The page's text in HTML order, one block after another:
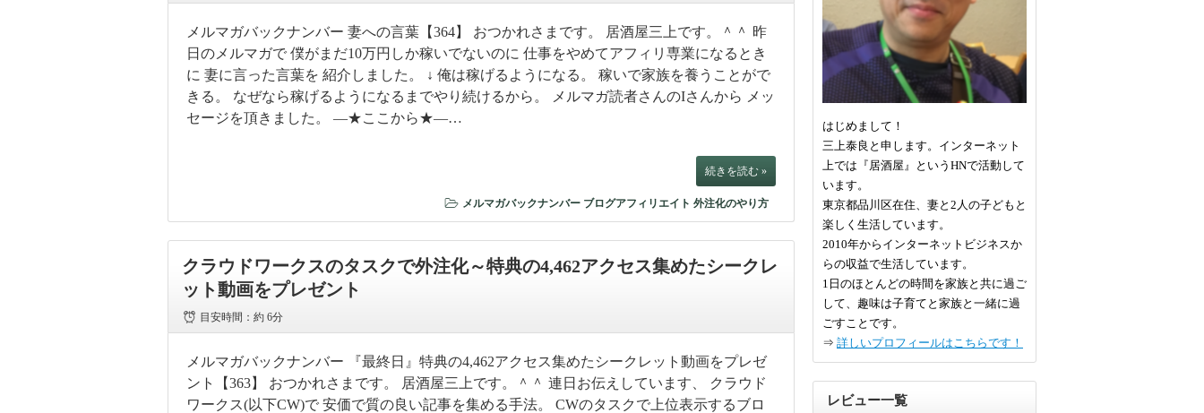
メルマガバックナンバー 妻への言葉【364】 おつかれさまです。 居酒屋三上です。＾＾ 昨
日のメルマガで 僕がまだ10万円しか稼いでないのに 仕事をやめてアフィリ専業になるとき
に 妻に言った言葉を 紹介しました。 ↓ 俺は稼げるようになる。 稼いで家族を養うことがで
きる。 なぜなら稼げるようになるまでやり続けるから。 メルマガ読者さんのIさんから メッ
セージを頂きました。 —★ここから★—…
続きを読む »
メルマガバックナンバー ブログアフィリエイト 外注化のやり方
クラウドワークスのタスクで外注化～特典の4,462アクセス集めたシークレ
ット動画をプレゼント
目安時間：約 6分
メルマガバックナンバー 『最終日』特典の4,462アクセス集めたシークレット動画をプレゼ
ント【363】 おつかれさまです。 居酒屋三上です。＾＾ 連日お伝えしています、 クラウド
ワークス(以下CW)で 安価で質の良い記事を集める手法。 CWのタスクで上位表示するブロ
はじめまして！
三上泰良と申します。インターネット
上では『居酒屋』というHNで活動して
います。
東京都品川区在住、妻と2人の子どもと
楽しく生活しています。
2010年からインターネットビジネスか
らの収益で生活しています。
1日のほとんどの時間を家族と共に過ご
して、趣味は子育てと家族と一緒に過
ごすことです。
⇒ 詳しいプロフィールはこちらです！
レビュー一覧